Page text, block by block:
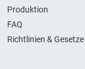
Produktion
FAQ
Richtlinien & Gesetze